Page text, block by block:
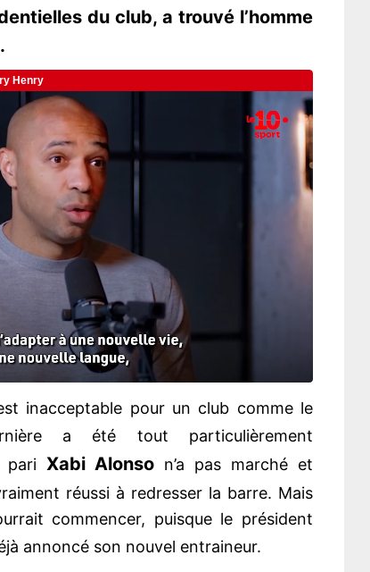
du club, a trouvé l’homme
inacceptable pour un club comme le
a été tout particulièrement
pari Xabi Alonso n’a pas marché et
réussi à redresser la barre. Mais
commencer, puisque le président
annoncé son nouvel entraineur.